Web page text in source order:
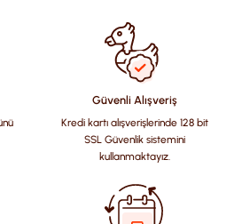
noktaları öneri formunu
ederiz.
veya görüntülenemiyor.
bilgiler bulunuyor.
daha pahalı.
Güvenli Alışveriş
Kredi kartı alışverişlerinde 128 bit
SSL Güvenlik sistemini
kullanmaktayız.